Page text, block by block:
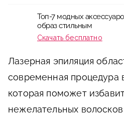
Топ-7 модных
образ стильным
Скачать бесплатно
Лазерная эпиляция
современная процедура
которая поможет
нежелательных